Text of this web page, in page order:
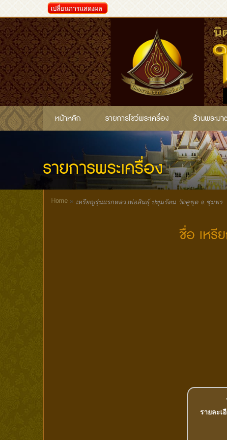
เปลี่ยนการแสดงผล
หน้าหลัก รายการโชว์พระเครื่อง ร้านพระม
รายการพระเครื่อง
Home » เหรียญรุ่นแรกหลวงพ่อสินธ์ุ ปทุมรัตน วัดคูขุด จ.ชุมพร
ชื่อ เหรี
รายละเ